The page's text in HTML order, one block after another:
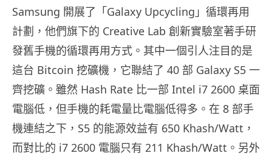
Samsung 開展了「Galaxy Upcycling」循環再用
計劃，他們旗下的 Creative Lab 創新實驗室著手研
發舊手機的循環再用方式。其中一個引人注目的是
這台 Bitcoin 挖礦機，它聯結了 40 部 Galaxy S5 一
齊挖礦。雖然 Hash Rate 比一部 Intel i7 2600 桌面
電腦低，但手機的耗電量比電腦低得多。在 8 部手
機連結之下，S5 的能源效益有 650 Khash/Watt，
而對比的 i7 2600 電腦只有 211 Khash/Watt。另外